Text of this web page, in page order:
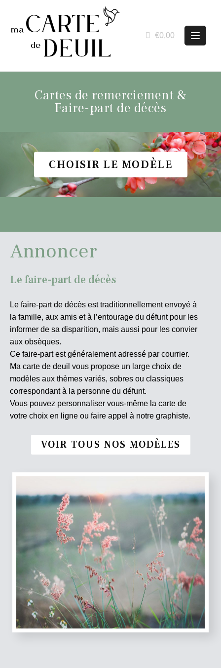
€0,00
Cartes de remerciement &
Faire-part de décès
CHOISIR LE MODÈLE
Annoncer
Le faire-part de décès
Le faire-part de décès est traditionnellement envoyé à
la famille, aux amis et à l’entourage du défunt pour les
informer de sa disparition, mais aussi pour les convier
aux obsèques.
Ce faire-part est généralement adressé par courrier.
Ma carte de deuil vous propose un large choix de
modèles aux thèmes variés, sobres ou classiques
correspondant à la personne du défunt.
Vous pouvez personnaliser vous-même la carte de
votre choix en ligne ou faire appel à notre graphiste.
VOIR TOUS NOS MODÈLES